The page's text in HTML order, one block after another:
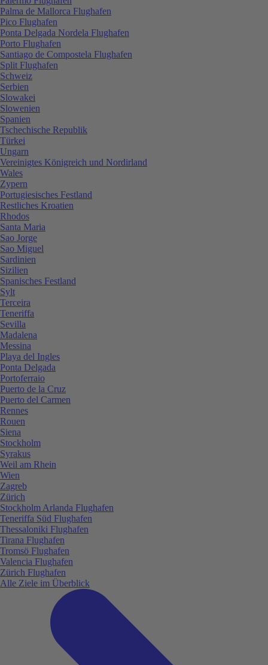
Palma de Mallorca Flughafen
Pico Flughafen
Ponta Delgada Nordela Flughafen
Porto Flughafen
Santiago de Compostela Flughafen
Split Flughafen
Schweiz
Serbien
Slowakei
Slowenien
Spanien
Tschechische Republik
Türkei
Ungarn
Vereinigtes Königreich und Nordirland
Wales
Zypern
Portugiesisches Festland
Restliches Kroatien
Rhodos
Santa Maria
Sao Jorge
Sao Miguel
Sardinien
Sizilien
Spanisches Festland
Sylt
Terceira
Teneriffa
Sevilla
Madalena
Messina
Playa del Ingles
Ponta Delgada
Portoferraio
Puerto de la Cruz
Puerto del Carmen
Rennes
Rouen
Siena
Stockholm
Syrakus
Weil am Rhein
Wien
Zagreb
Zürich
Stockholm Arlanda Flughafen
Teneriffa Süd Flughafen
Thessaloniki Flughafen
Tirana Flughafen
Tromsö Flughafen
Valencia Flughafen
Zürich Flughafen
Alle Ziele im Überblick